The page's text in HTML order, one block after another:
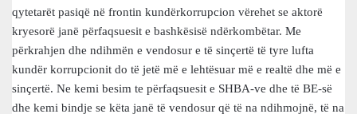
qytetarët pasiqë në frontin kundërkorrupcion vërehet se aktorë
kryesorë janë përfaqsuesit e bashkësisë ndërkombëtar. Me
përkrahjen dhe ndihmën e vendosur e të sinçertë të tyre lufta
kundër korrupcionit do të jetë më e lehtësuar më e realtë dhe më e
sinçertë. Ne kemi besim te përfaqsuesit e SHBA-ve dhe të BE-së
dhe kemi bindje se këta janë të vendosur që të na ndihmojnë, të na